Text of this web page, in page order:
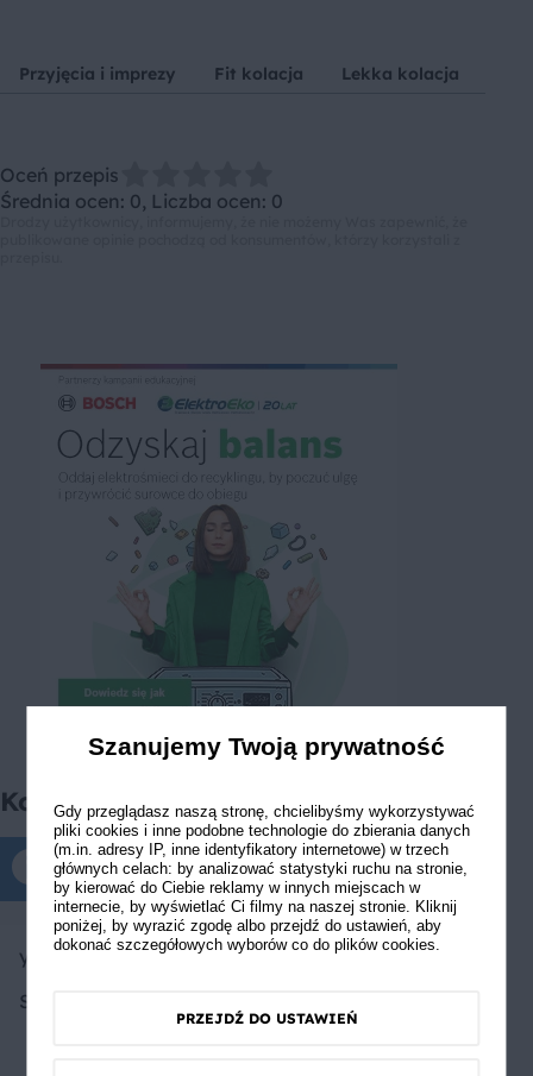
Przyjęcia i imprezy Fit kolacja Lekka kolacja
Oceń przepis
Średnia ocen: 0, Liczba ocen: 0
Komentarze
Komentarze tylko dla zalogowanych
yummyyum
Smaczna sałatka
Szanujemy Twoją prywatność
Gdy przeglądasz naszą stronę, chcielibyśmy wykorzystywać
pliki cookies i inne podobne technologie do zbierania danych
(m.in. adresy IP, inne identyfikatory internetowe) w trzech
głównych celach: by analizować statystyki ruchu na stronie,
by kierować do Ciebie reklamy w innych miejscach w
internecie, by wyświetlać Ci filmy na naszej stronie. Kliknij
poniżej, by wyrazić zgodę albo przejdź do ustawień, aby
dokonać szczegółowych wyborów co do plików cookies.
PRZEJDŹ DO USTAWIEŃ